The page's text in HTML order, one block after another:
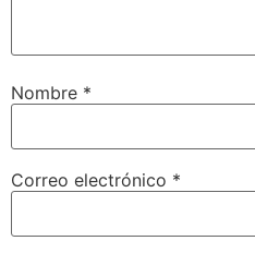
Nombre *
Correo electrónico *